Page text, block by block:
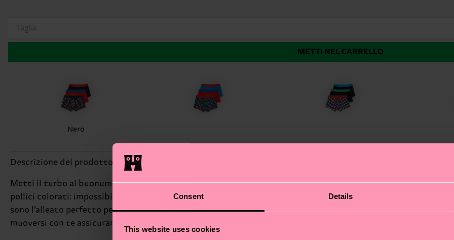
Consent Details
This website uses cookies
Taglia
METTI NEL CARRELLO
Nero
Descrizione del prodotto
Metti il turbo al buonumore (e al comfort!) con il 3-Pack di boxer corti Thumbs Up. Tre modelli pieni di
pollici colorati: impossibile non sorridere ogni volta che li indossi. Qui da Happy Socks celebriamo chi ha il
sono l’alleato perfetto per far brillare la tua personalità, anche sotto ai jeans. La banda elastica extra-
muoversi con te assicurano una vestibilità imbattibile, giornata dopo giornata. Il regalo ideale per chi non